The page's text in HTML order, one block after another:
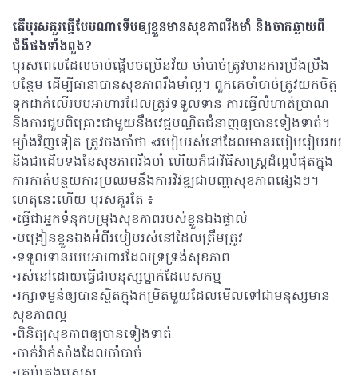
តើបុរសគួរធ្វើបែបណាទើបឲ្យខ្លួនមានសុខភាពរឹងមាំ និងចាកឆ្ងាយពី
ជំងឺផងទាំងពួង?
បុរសពេលដែលចាប់ផ្តើមចម្រើនវ័យ ចាំបាច់ត្រូវមានការប្រឹងប្រឹង
បន្ថែម ដើម្បីធានាបានសុខភាពរឹងមាំល្អ។ ពួកគេចាំបាច់ត្រូវយកចិត្ត
ទុកដាក់លើរបបអាហារដែលត្រូវទទួលទាន ការធ្វើលំហាត់ប្រាណ
និងការជួបពិគ្រោះជាមួយនឹងវេជ្ជបណ្ឌិតជំនាញឲ្យបានទៀងទាត់។
ម្យ៉ាងវិញទៀត ត្រូវចងចាំថា «របៀបរស់នៅដែលមានរបៀបរៀបរយ
និងជាដើមទងនៃសុខភាពរឹងមាំ ហើយក៏ជាវិធីសាស្រ្តដ៏ល្អបំផុតក្នុង
ការកាត់បន្ថយការប្រឈមនឹងការវិវឌ្ឍជាបញ្ហាសុខភាពផ្សេងៗ។
ហេតុនេះហើយ បុរសគួរតែ ៖
•ធ្វើជាអ្នកទំនុកបម្រុងសុខភាពរបស់ខ្លួនឯងផ្ទាល់
•បង្រៀនខ្លួនឯងអំពីរបៀបរស់នៅដែលត្រឹមត្រូវ
•ទទួលទានរបបអាហារដែលទ្រទ្រង់សុខភាព
•រស់នៅដោយធ្វើជាមនុស្សម្នាក់ដែលសកម្ម
•រក្សាទម្ងន់ឲ្យបានស្ថិតក្នុងកម្រិតមួយដែលមើលទៅជាមនុស្សមាន
សុខភាពល្អ
•ពិនិត្យសុខភាពឲ្យបានទៀងទាត់
•ចាក់វ៉ាក់សាំងដែលចាំបាច់